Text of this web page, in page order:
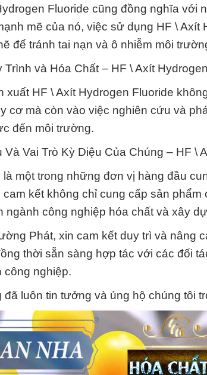
Fluoride cũng đồng nghĩa với
mẽ của nó, việc sử dụng HF \ Axít
để tránh tai nạn và ô nhiễm môi
và Hóa Chất – HF \ Axít
xuất HF \ Axít Hydrogen Fluoride
cơ mà còn vào việc nghiên cứu và
đến môi trường.
Vai Trò Kỳ Diệu Của Chúng – HF \
một trong những đơn vị hàng đầu
kết không chỉ cung cấp sản
ngành công nghiệp hóa chất và xây
Phát, xin cam kết duy trì và nâng
thời sẵn sàng hợp tác với các đối
công nghiệp.
luôn tin tưởng và ủng hộ chúng tôi